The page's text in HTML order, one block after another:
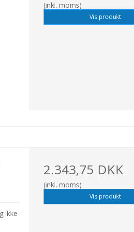
(inkl. moms)
Vis produkt
ikke
2.343,75 DKK
(inkl. moms)
Vis produkt